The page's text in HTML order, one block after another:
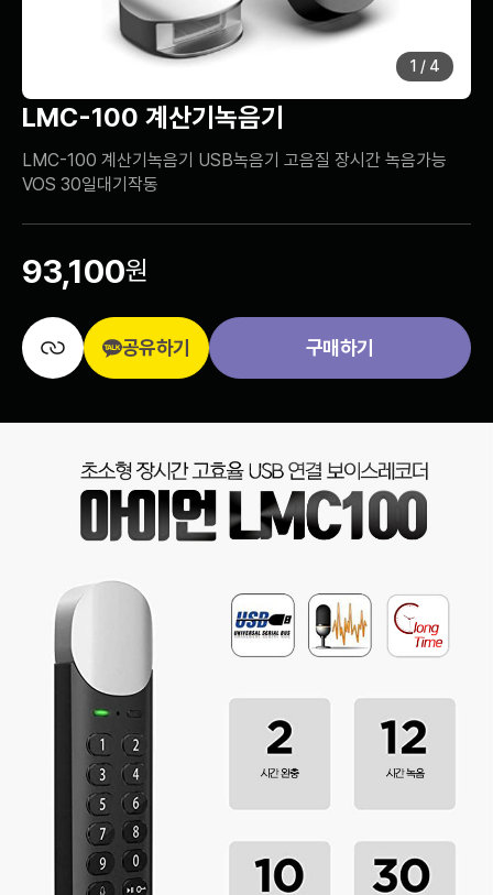
1 / 4
LMC-100 계산기녹음기
LMC-100 계산기녹음기 USB녹음기 고음질 장시간 녹음가능
VOS 30일대기작동
93,100원
공유하기 구매하기